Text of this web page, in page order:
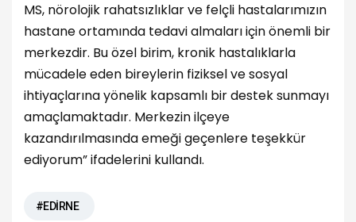
MS, nörolojik rahatsızlıklar ve felçli hastalarımızın
hastane ortamında tedavi almaları için önemli bir
merkezdir. Bu özel birim, kronik hastalıklarla
mücadele eden bireylerin fiziksel ve sosyal
ihtiyaçlarına yönelik kapsamlı bir destek sunmayı
amaçlamaktadır. Merkezin ilçeye
kazandırılmasında emeği geçenlere teşekkür
ediyorum” ifadelerini kullandı.
#EDİRNE